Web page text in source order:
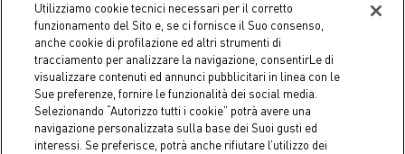
Utilizziamo cookie tecnici necessari per il corretto
funzionamento del Sito e, se ci fornisce il Suo consenso,
anche cookie di profilazione ed altri strumenti di
tracciamento per analizzare la navigazione, consentirLe di
visualizzare contenuti ed annunci pubblicitari in linea con le
Sue preferenze, fornire le funzionalità dei social media.
Selezionando “Autorizzo tutti i cookie” potrà avere una
navigazione personalizzata sulla base dei Suoi gusti ed
interessi. Se preferisce, potrà anche rifiutare l’utilizzo dei